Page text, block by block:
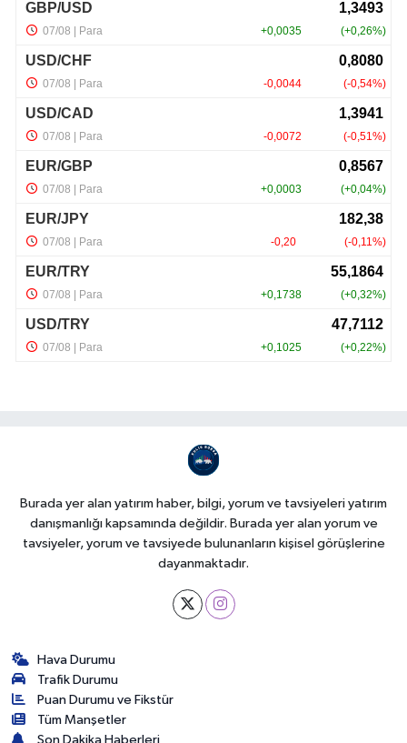
Burada yer alan yatırım haber, bilgi, yorum ve tavsiyeleri yatırım
danışmanlığı kapsamında değildir. Burada yer alan yorum ve
tavsiyeler, yorum ve tavsiyede bulunanların kişisel görüşlerine
dayanmaktadır.
Hava Durumu
Trafik Durumu
Puan Durumu ve Fikstür
Tüm Manşetler
Son Dakika Haberleri